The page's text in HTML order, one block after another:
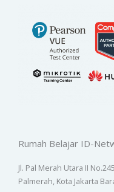
Rumah Belajar ID-
Jl. Pal Merah Utara II
Palmerah, Kota Jakarta